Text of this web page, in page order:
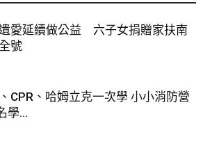
愛延續做公益 六子女捐贈家扶南
號
CPR、哈姆立克一次學 小小消防營
學...